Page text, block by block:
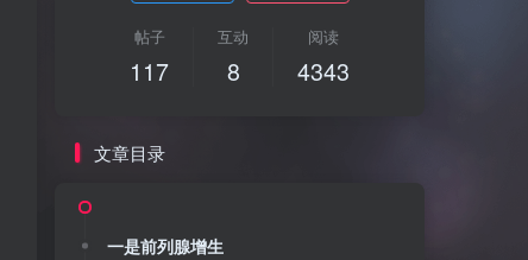
帖子
117
互动
8
阅读
4343
文章目录
一是前列腺增生